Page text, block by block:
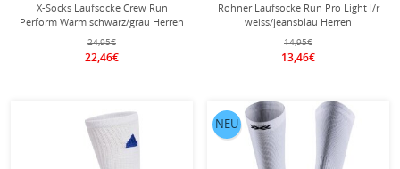
X-Socks Laufsocke Crew Run
Perform Warm schwarz/grau Herren
- 1 Paar
24,95€
22,46€
Rohner Laufsocke Run Pro Light l/r
weiss/jeansblau Herren
14,95€
13,46€
NEU